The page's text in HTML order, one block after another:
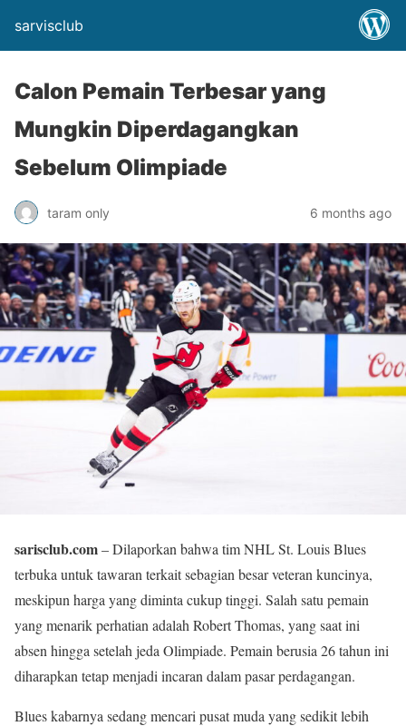
sarvisclub
Calon Pemain Terbesar yang
Mungkin Diperdagangkan
Sebelum Olimpiade
taram only 6 months ago
sarisclub.com– Dilaporkan bahwa tim NHL St. Louis Blues
terbuka untuk tawaran terkait sebagian besar veteran kuncinya,
meskipun harga yang diminta cukup tinggi. Salah satu pemain
yang menarik perhatian adalah Robert Thomas, yang saat ini
absen hingga setelah jeda Olimpiade. Pemain berusia 26 tahun ini
diharapkan tetap menjadi incaran dalam pasar perdagangan.
Blues kabarnya sedang mencari pusat muda yang sedikit lebih